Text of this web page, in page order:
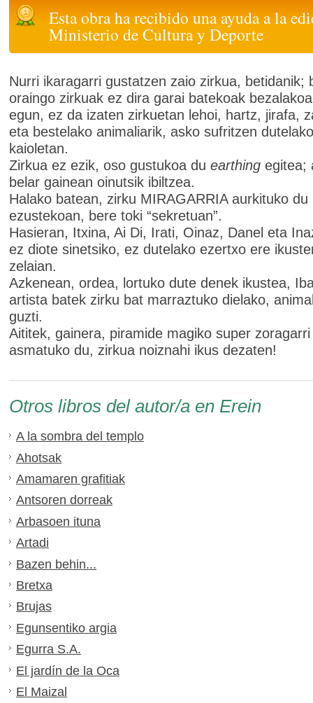
Esta obra ha recibido una ayuda a la
Ministerio de Cultura y Deporte
Nurri ikaragarri gustatzen zaio zirkua, betidanik;
oraingo zirkuak ez dira garai batekoak
egun, ez da izaten zirkuetan lehoi, hartz, jirafa,
eta bestelako animaliarik, asko sufritzen dutelako
kaioletan.
Zirkua ez ezik, oso gustukoa du earthing egitea;
belar gainean oinutsik ibiltzea.
Halako batean, zirku MIRAGARRIA aurkituko du
ezustekoan, bere toki “sekretuan”.
Hasieran, Itxina, Ai Di, Irati, Oinaz, Danel eta
ez diote sinetsiko, ez dutelako ezertxo ere
zelaian.
Azkenean, ordea, lortuko dute denek ikustea,
artista batek zirku bat marraztuko dielako,
guzti.
Aititek, gainera, piramide magiko super
asmatuko du, zirkua noiznahi ikus dezaten!
Otros libros del autor/a en Erein
A la sombra del templo
Ahotsak
Amamaren grafitiak
Antsoren dorreak
Arbasoen ituna
Artadi
Bazen behin...
Bretxa
Brujas
Egunsentiko argia
Egurra S.A.
El jardín de la Oca
El Maizal